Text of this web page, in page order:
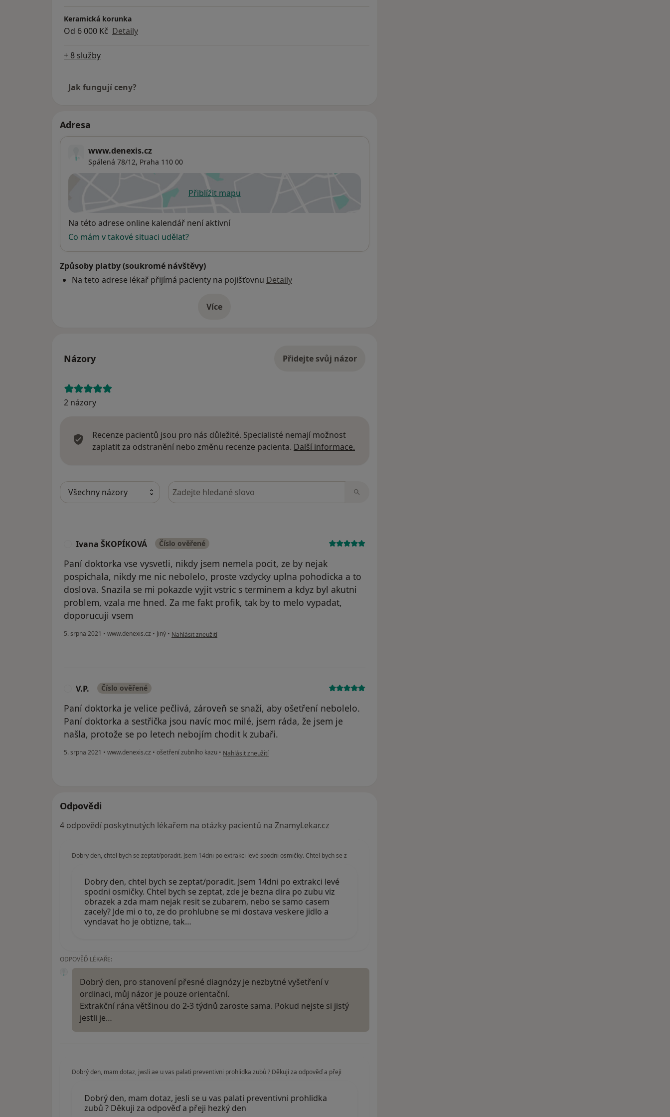
Keramická korunka
Od 6 000 Kč Detaily
+ 8 služby
Jak fungují ceny?
Adresa
www.denexis.cz
Spálená 78/12, Praha 110 00
Přiblížit mapuse otevře v nové záložce
Dostupnost
Na této adrese online kalendář není aktivní
Co mám v takové situaci udělat?
Způsoby platby (soukromé návštěvy)
Na teto adrese lékař přijímá pacienty na pojišťovnu Detaily
Víceo adrese
Názory Přidejte svůj názor
2 názory
Recenze pacientů jsou pro nás důležité. Specialisté nemají možnost
zaplatit za odstranění nebo změnu recenze pacienta. Další informace.
Hledejte v názorech
Ivana ŠKOPÍKOVÁ Číslo ověřené
Paní doktorka vse vysvetli, nikdy jsem nemela pocit, ze by nejak
pospichala, nikdy me nic nebolelo, proste vzdycky uplna pohodicka a to
doslova. Snazila se mi pokazde vyjit vstric s terminem a kdyz byl akutni
problem, vzala me hned. Za me fakt profik, tak by to melo vypadat,
doporucuji vsem
5. srpna 2021 • www.denexis.cz • Jiný • podle názoru uživatele Ivana ŠKOPÍKOVÁ
Nahlásit zneužití
V.P. Číslo ověřené
Paní doktorka je velice pečlivá, zároveň se snaží, aby ošetření nebolelo.
Paní doktorka a sestřička jsou navíc moc milé, jsem ráda, že jsem je
našla, protože se po letech nebojím chodit k zubaři.
5. srpna 2021 • www.denexis.cz • ošetření zubního kazu • podle názoru uživatele V.P.
Nahlásit zneužití
Odpovědi
4 odpovědí poskytnutých lékařem na otázky pacientů na ZnamyLekar.cz
Dobry den, chtel bych se zeptat/poradit. Jsem 14dni po extrakci levé spodni osmičky. Chtel bych se z
Dobry den, chtel bych se zeptat/poradit. Jsem 14dni po extrakci levé
spodni osmičky. Chtel bych se zeptat, zde je bezna dira po zubu viz
obrazek a zda mam nejak resit se zubarem, nebo se samo casem
zacely? Jde mi o to, ze do prohlubne se mi dostava veskere jidlo a
vyndavat ho je obtizne, tak…
ODPOVĚĎ LÉKAŘE:
Dobrý den, pro stanovení přesné diagnózy je nezbytné vyšetření v
ordinaci, můj názor je pouze orientační.
Extrakční rána většinou do 2-3 týdnů zaroste sama. Pokud nejste si jistý
jestli je…
Dobrý den, mam dotaz, jwsli ae u vas palati preventivni prohlidka zubů ? Děkuji za odpověď a přeji
Dobrý den, mam dotaz, jesli se u vas palati preventivni prohlidka
zubů ? Děkuji za odpověď a přeji hezký den